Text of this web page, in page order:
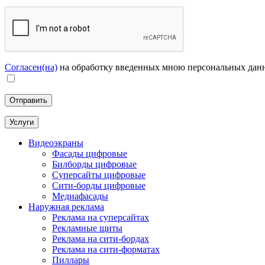
Согласен(на) на обработку введенных мною персональных
Услуги
Видеоэкраны
Фасады цифровые
Билборды цифровые
Суперсайты цифровые
Сити-борды цифровые
Медиафасады
Наружная реклама
Реклама на суперсайтах
Рекламные щиты
Реклама на сити-бордах
Реклама на сити-форматах
Пиллары